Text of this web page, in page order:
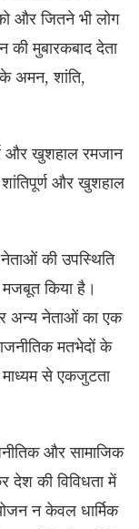
और जितने भी लोग
की मुबारकबाद देता
अमन, शांति,
और खुशहाल रमजान
और खुशहाल
नेताओं की उपस्थिति
किया है।
अन्य नेताओं का एक
मतभेदों के
से एकजुटता
और सामाजिक
देश की विविधता में
न केवल धार्मिक